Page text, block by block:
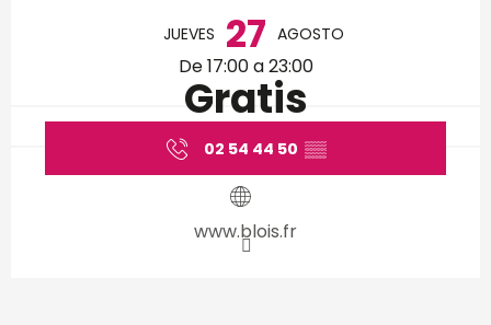
JUEVES 27 AGOSTO
De 17:00 a 23:00
Gratis
02 54 44 50 ▒▒
www.blois.fr